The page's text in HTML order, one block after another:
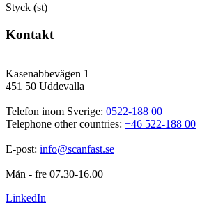
Styck (st)
Kontakt
Kasenabbevägen 1
451 50 Uddevalla
Telefon inom Sverige: 0522-188 00
Telephone other countries: +46 522-188 00
E-post: info@scanfast.se
Mån - fre 07.30-16.00
LinkedIn